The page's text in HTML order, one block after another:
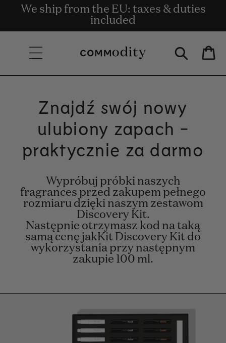
Skip to content
Bezpłatna dostawa przy zamówieniach
o wartości co najmniej 135 €.
We ship from the EU: taxes & duties
included
Get rewards for shopping with
Commodity.Circle
Bag
Znajdź swój nowy
ulubiony zapach -
praktycznie za darmo
Wypróbuj próbki naszych
fragrances przed zakupem pełnego
rozmiaru dzięki naszym zestawom
Discovery Kit.
Następnie otrzymasz kod na taką
samą cenę jakKit Discovery Kit do
wykorzystania przy następnym
zakupie 100 ml.